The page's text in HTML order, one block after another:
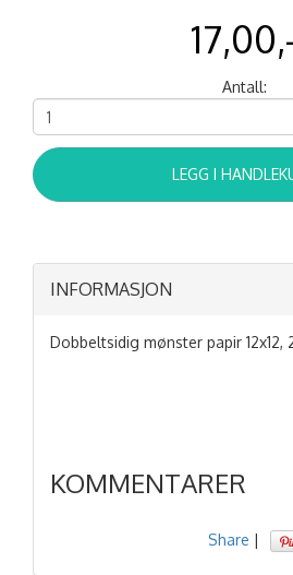
Antall:
LEGG I
INFORMASJON
Dobbeltsidig mønster papir 12x12,
KOMMENTARER
Share |